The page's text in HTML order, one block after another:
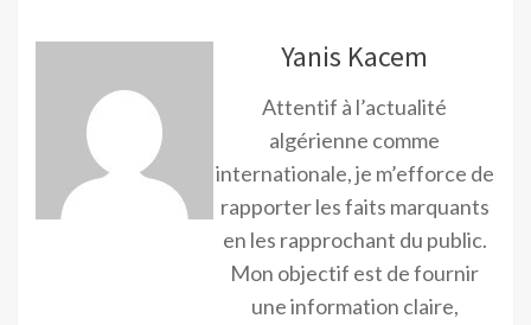
Yanis Kacem
Attentif à l’actualité
algérienne comme
internationale, je m’efforce de
rapporter les faits marquants
en les rapprochant du public.
Mon objectif est de fournir
une information claire,